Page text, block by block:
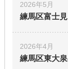
2026年5月
練馬区富士
2026年4月
練馬区東大